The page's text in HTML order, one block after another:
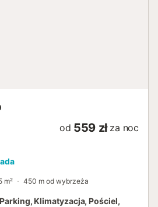
od 559 zł za noc
m² 450 m od wybrzeża
Klimatyzacja, Pościel,